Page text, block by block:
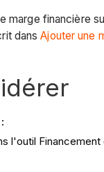
financière
dansAjouter une
l'outil Financement